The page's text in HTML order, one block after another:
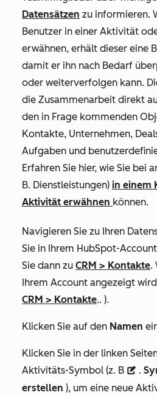
Datensätzen zu informieren.
Benutzer in einer Aktivität
erwähnen, erhält dieser eine
damit er ihn nach Bedarf
oder weiterverfolgen kann.
die Zusammenarbeit direkt
den in Frage kommenden
Kontakte, Unternehmen,
Aufgaben und
Erfahren Sie hier, wie Sie bei
B. Dienstleistungen) in einem
Aktivität erwähnen können.
Navigieren Sie zu Ihren
Sie in Ihrem HubSpot-
Sie dann zu CRM > Kontakte.
Ihrem Account angezeigt
CRM > Kontakte.. ).
Klicken Sie auf den Namen
Klicken Sie in der linken
Aktivitäts-Symbol (z. B description .
erstellen ), um eine neue